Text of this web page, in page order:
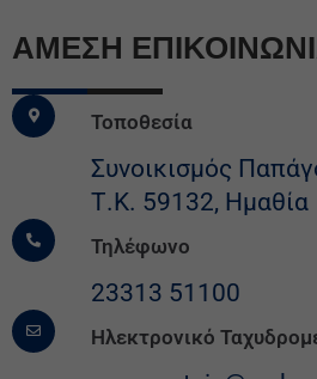
ΆΜΕΣΗ
Τοποθεσία
Συνοικισμός
Τ.Κ. 59132, Ημαθία
Τηλέφωνο
23313 51100
Ηλεκτρονικό